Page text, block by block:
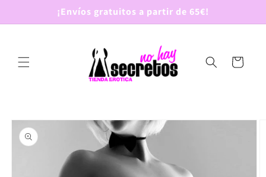
directamente
al contenido
¡Envíos gratuitos a partir de 65€!
Carrito
directamente
a la
información